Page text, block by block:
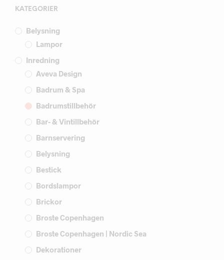
KATEGORIER
Belysning
Lampor
Inredning
Aveva Design
Badrum & Spa
Badrumstillbehör
Bar- & Vintillbehör
Barnservering
Belysning
Bestick
Bordslampor
Brickor
Broste Copenhagen
Broste Copenhagen | Nordic Sea
Dekorationer